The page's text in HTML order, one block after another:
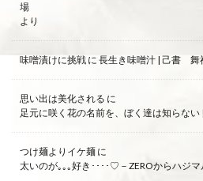
場
より
味噌漬けに挑戦 に 長生き味噌汁 | 己書 舞
思い出は美化される に
足元に咲く花の名前を、ぼく達は知らな
つけ麺よりイケ麺 に
太いのが｡｡｡好き････♡－ZEROからハジ